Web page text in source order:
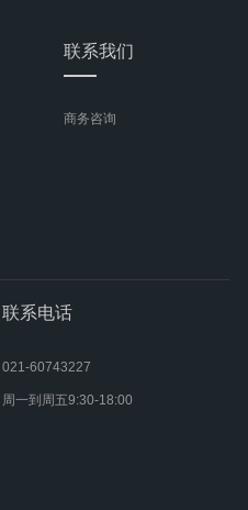
联系我们
商务咨询
联系电话
021-60743227
周一到周五9:30-18:00